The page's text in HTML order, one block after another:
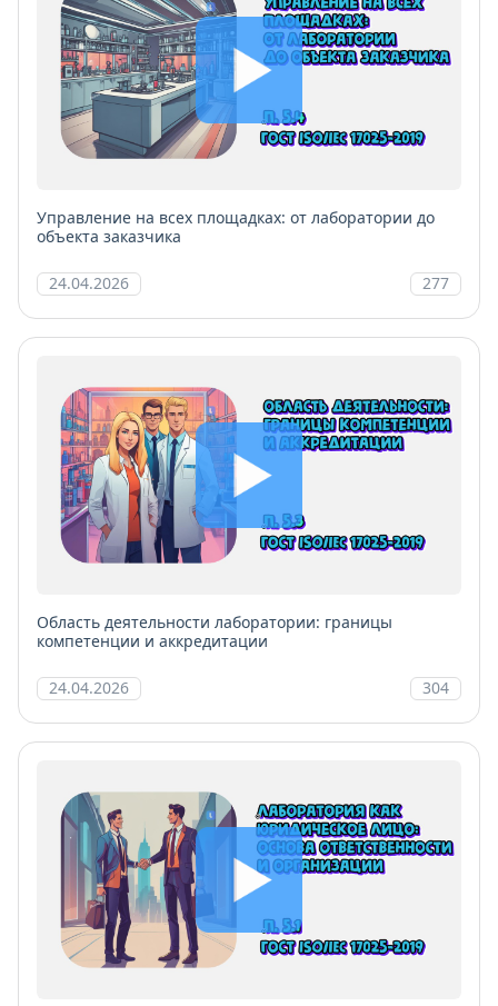
Управление на всех площадках: от лаборатории до
объекта заказчика
24.04.2026 277
Область деятельности лаборатории: границы
компетенции и аккредитации
24.04.2026 304